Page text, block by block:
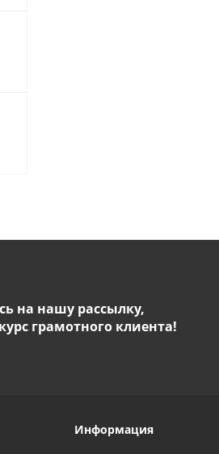
на нашу рассылку,
грамотного клиента!
Информация